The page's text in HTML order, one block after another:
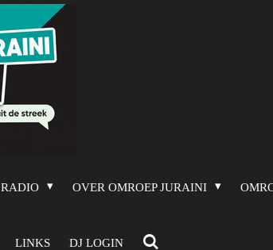
RADIO OVER OMROEP JURAINI
LINKS DJ LOGIN